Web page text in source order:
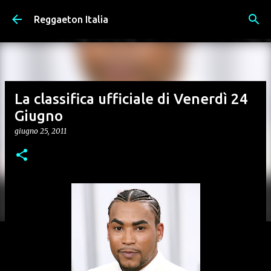
Passa ai contenuti principali
Reggaeton Italia
La classifica ufficiale di Venerdì 24
Giugno
giugno 25, 2011